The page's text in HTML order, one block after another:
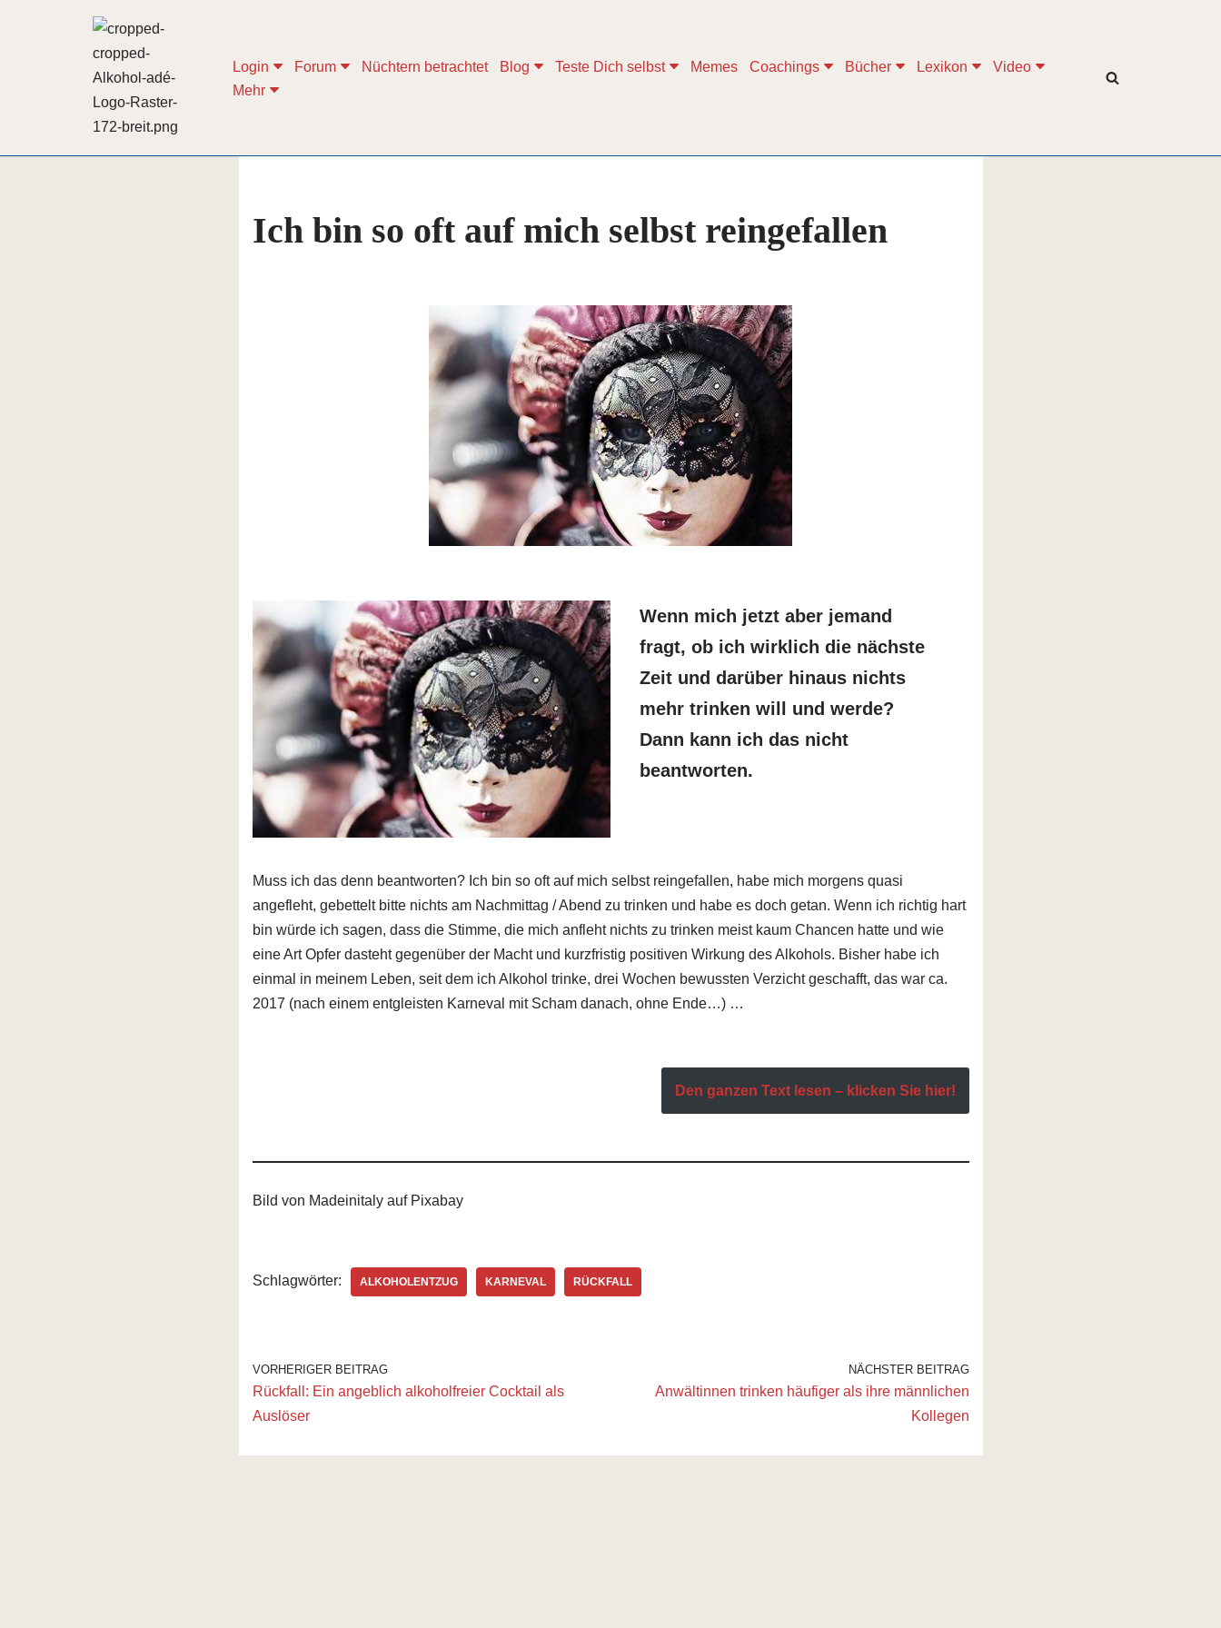
Login Forum Nüchtern betrachtet Blog Teste Dich selbst Memes Coachings Bücher Lexikon
Video
Mehr
Ich bin so oft auf mich selbst reingefallen
Wenn mich jetzt aber jemand
fragt, ob ich wirklich die nächste
Zeit und darüber hinaus nichts
mehr trinken will und werde?
Dann kann ich das nicht
beantworten.
Muss ich das denn beantworten? Ich bin so oft auf mich selbst reingefallen, habe mich morgens quasi
angefleht, gebettelt bitte nichts am Nachmittag / Abend zu trinken und habe es doch getan. Wenn ich richtig hart
bin würde ich sagen, dass die Stimme, die mich anfleht nichts zu trinken meist kaum Chancen hatte und wie
eine Art Opfer dasteht gegenüber der Macht und kurzfristig positiven Wirkung des Alkohols. Bisher habe ich
einmal in meinem Leben, seit dem ich Alkohol trinke, drei Wochen bewussten Verzicht geschafft, das war ca.
2017 (nach einem entgleisten Karneval mit Scham danach, ohne Ende…) …
Den ganzen Text lesen – klicken Sie hier!
Bild von Madeinitaly auf Pixabay
Schlagwörter: ALKOHOLENTZUG KARNEVAL RÜCKFALL
VORHERIGER BEITRAG
Rückfall: Ein angeblich alkoholfreier Cocktail als
Auslöser
NÄCHSTER BEITRAG
Anwältinnen trinken häufiger als ihre männlichen
Kollegen